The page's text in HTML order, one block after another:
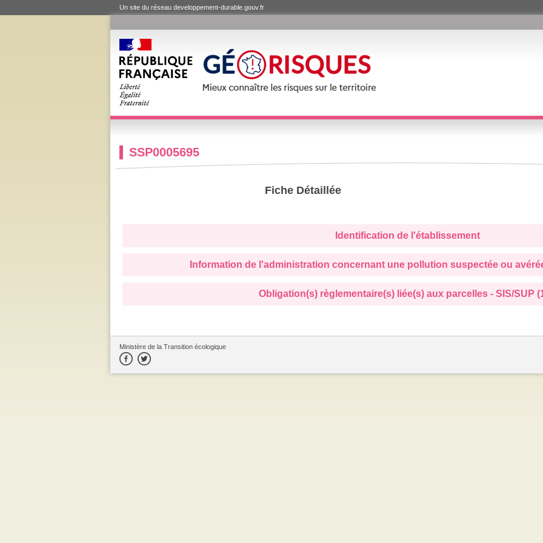
Un site du réseau developpement-durable.gouv.fr
SSP0005695
Fiche Détaillée
Identification de l'établissement
Information de l'administration concernant une pollution suspectée ou
Obligation(s) règlementaire(s) liée(s) aux parcelles - SIS/SUP
Ministère de la Transition écologique